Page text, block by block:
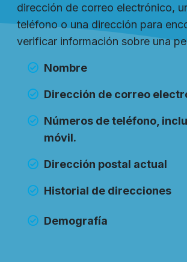
dirección de correo electrónico,
teléfono o una dirección para
verificar información sobre una
Nombre
Dirección de correo
Números de teléfono,
móvil.
Dirección postal actual
Historial de direcciones
Demografía